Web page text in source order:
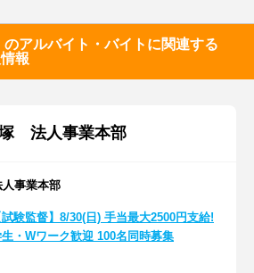
のアルバイト・バイトに関連する
報
法人事業本部
事業本部
試験監督】8/30(日) 手当最大2500円支給!
・Wワーク歓迎 100名同時募集